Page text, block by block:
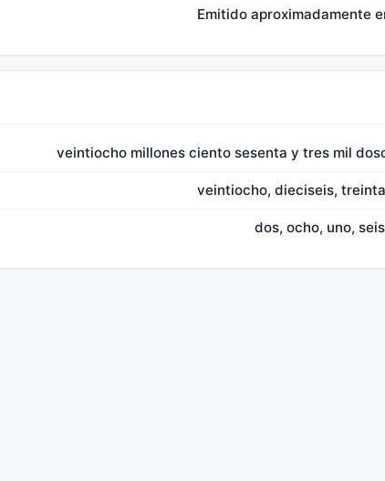
Emitido aproximadamente
veintiocho millones ciento sesenta y tres mil
veintiocho, dieciseis,
dos, ocho, uno,